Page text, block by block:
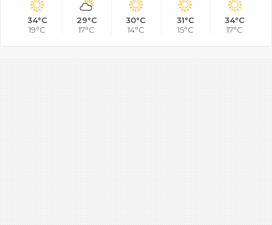
34°C
19°C
29°C
17°C
30°C
14°C
31°C
15°C
34°C
17°C